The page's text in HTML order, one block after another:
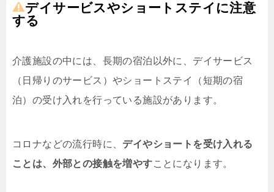
デイサービスやショートステイに注意
する
介護施設の中には、長期の宿泊以外に、デイサービス
（日帰りのサービス）やショートステイ（短期の宿
泊）の受け入れを行っている施設があります。
コロナなどの流行時に、 デイやショートを受け入れる
ことは、外部との接触を増やすことになります。